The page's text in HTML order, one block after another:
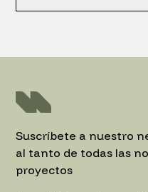
Suscríbete a nuestro
al tanto de todas las
proyectos